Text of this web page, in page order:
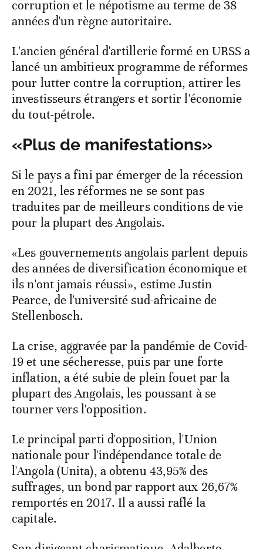
corruption et le népotisme au terme de 38
années d'un règne autoritaire.
L'ancien général d'artillerie formé en URSS a
lancé un ambitieux programme de réformes
pour lutter contre la corruption, attirer les
investisseurs étrangers et sortir l'économie
du tout-pétrole.
«Plus de manifestations»
Si le pays a fini par émerger de la récession
en 2021, les réformes ne se sont pas
traduites par de meilleurs conditions de vie
pour la plupart des Angolais.
«Les gouvernements angolais parlent depuis
des années de diversification économique et
ils n'ont jamais réussi», estime Justin
Pearce, de l'université sud-africaine de
Stellenbosch.
La crise, aggravée par la pandémie de Covid-
19 et une sécheresse, puis par une forte
inflation, a été subie de plein fouet par la
plupart des Angolais, les poussant à se
tourner vers l'opposition.
Le principal parti d'opposition, l'Union
nationale pour l'indépendance totale de
l'Angola (Unita), a obtenu 43,95% des
suffrages, un bond par rapport aux 26,67%
remportés en 2017. Il a aussi raflé la
capitale.